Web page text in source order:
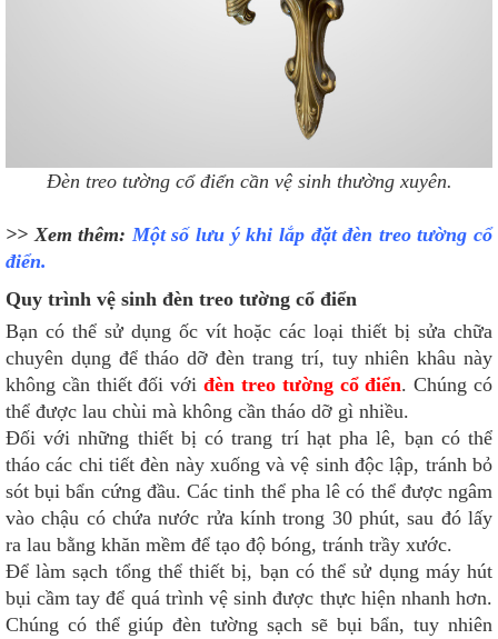
Đèn treo tường cổ điển cần vệ sinh thường xuyên.
>> Xem thêm:Một số lưu ý khi lắp đặt đèn treo tường cổ
điển.
Quy trình vệ sinh đèn treo tường cổ điển
Bạn có thể sử dụng ốc vít hoặc các loại thiết bị sửa chữa
chuyên dụng để tháo dỡ đèn trang trí, tuy nhiên khâu này
không cần thiết đối vớiđèn treo tường cổ điển. Chúng có
thể được lau chùi mà không cần tháo dỡ gì nhiều.
Đối với những thiết bị có trang trí hạt pha lê, bạn có thể
tháo các chi tiết đèn này xuống và vệ sinh độc lập, tránh bỏ
sót bụi bẩn cứng đầu. Các tinh thể pha lê có thể được ngâm
vào chậu có chứa nước rửa kính trong 30 phút, sau đó lấy
ra lau bằng khăn mềm để tạo độ bóng, tránh trầy xước.
Để làm sạch tổng thể thiết bị, bạn có thể sử dụng máy hút
bụi cầm tay để quá trình vệ sinh được thực hiện nhanh hơn.
Chúng có thể giúp đèn tường sạch sẽ bụi bẩn, tuy nhiên